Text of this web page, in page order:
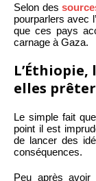
Selon des
pourparlers avec
que ces pays
carnage à Gaza.
elles
Le simple fait
point il est
de lancer des
conséquences.
Peu après avoir